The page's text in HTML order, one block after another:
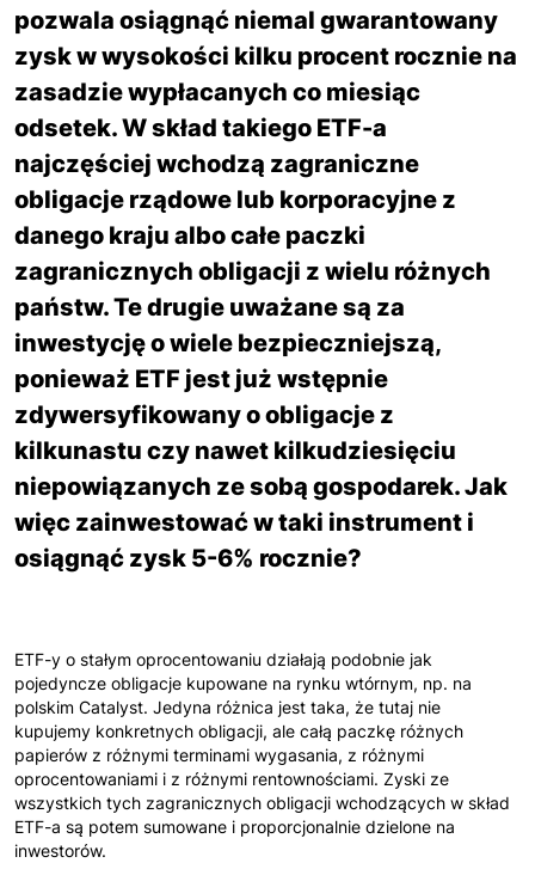
pozwala osiągnąć niemal gwarantowany
zysk w wysokości kilku procent rocznie na
zasadzie wypłacanych co miesiąc
odsetek. W skład takiego ETF-a
najczęściej wchodzą zagraniczne
obligacje rządowe lub korporacyjne z
danego kraju albo całe paczki
zagranicznych obligacji z wielu różnych
państw. Te drugie uważane są za
inwestycję o wiele bezpieczniejszą,
ponieważ ETF jest już wstępnie
zdywersyfikowany o obligacje z
kilkunastu czy nawet kilkudziesięciu
niepowiązanych ze sobą gospodarek. Jak
więc zainwestować w taki instrument i
osiągnąć zysk 5-6% rocznie?
ETF-y o stałym oprocentowaniu działają podobnie jak
pojedyncze obligacje kupowane na rynku wtórnym, np. na
polskim Catalyst. Jedyna różnica jest taka, że tutaj nie
kupujemy konkretnych obligacji, ale całą paczkę różnych
papierów z różnymi terminami wygasania, z różnymi
oprocentowaniami i z różnymi rentownościami. Zyski ze
wszystkich tych zagranicznych obligacji wchodzących w skład
ETF-a są potem sumowane i proporcjonalnie dzielone na
inwestorów.